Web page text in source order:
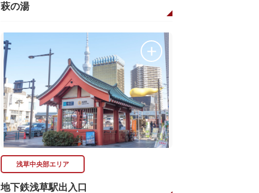
萩の湯
浅草中央部エリア
地下鉄浅草駅出入口